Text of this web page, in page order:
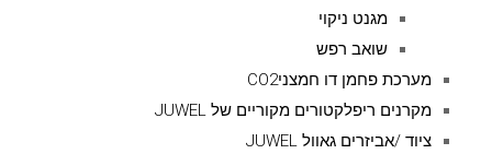
מגנט ניקוי
שואב רפש
מערכת פחמן דו חמצניCO2
מקרנים ריפלקטורים מקוריים של JUWEL
ציוד /אביזרים גאוול JUWEL